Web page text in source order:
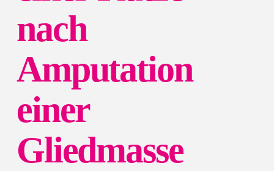
nach
Amputation
einer
Gliedmasse